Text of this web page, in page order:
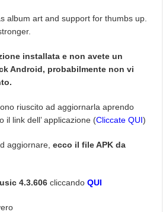
album art and support for thumbs up.
installata e non avete un
Android, probabilmente non vi
riuscito ad aggiornarla aprendo
il link dell’ applicazione (Cliccate QUI)
aggiornare,ecco il file APK da
4.3.606 cliccando QUI